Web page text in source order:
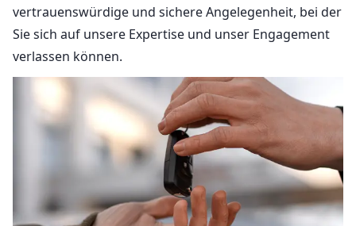
vertrauenswürdige und sichere Angelegenheit, bei der
Sie sich auf unsere Expertise und unser Engagement
verlassen können.